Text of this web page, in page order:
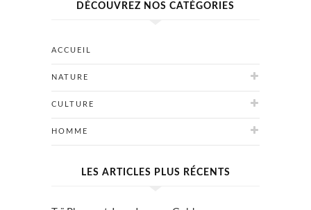
DÉCOUVREZ NOS CATÉGORIES
ACCUEIL
NATURE
CULTURE
HOMME
LES ARTICLES PLUS RÉCENTS